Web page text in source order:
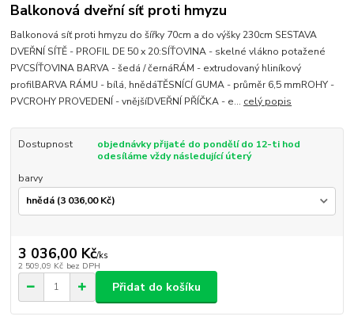
Balkonová dveřní síť proti hmyzu
Balkonová síť proti hmyzu do šířky 70cm a do výšky 230cm SESTAVA
DVEŘNÍ SÍTĚ - PROFIL DE 50 x 20:SÍŤOVINA - skelné vlákno potažené
PVCSÍŤOVINA BARVA - šedá / černáRÁM - extrudovaný hliníkový
profilBARVA RÁMU - bílá, hnědáTĚSNÍCÍ GUMA - průměr 6,5 mmROHY -
PVCROHY PROVEDENÍ - vnějšíDVEŘNÍ PŘÍČKA - e... celý popis
Dostupnost
objednávky přijaté do pondělí do 12-ti hod
odesíláme vždy následující úterý
barvy
3 036,00 Kč/ks
2 509,09 Kč bez DPH
Přidat do košíku